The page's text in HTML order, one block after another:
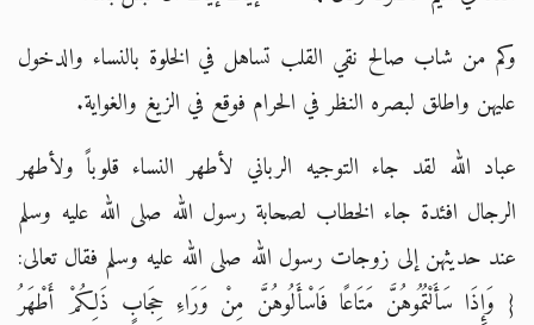
وكم من شاب صالح نقي القلب تساهل في الخلوة بالنساء والدخول
عليهن واطلق لبصره النظر في الحرام فوقع في الزيغ والغواية.
عباد الله لقد جاء التوجيه الرباني لأطهر النساء قلوباً ولأطهر
الرجال افئدة جاء الخطاب لصحابة رسول الله صلى الله عليه وسلم
عند حديثهن إلى زوجات رسول الله صلى الله عليه وسلم فقال تعالى:
{ وَإِذَا سَأَلْتُمُوهُنَّ مَتَاعًا فَاسْأَلُوهُنَّ مِنْ وَرَاءِ حِجَابٍ ذَلِكُمْ أَطْهَرُ